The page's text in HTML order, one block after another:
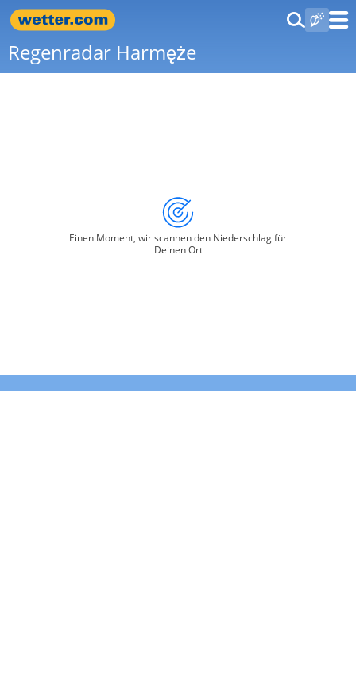
Regenradar Harmęże
Einen Moment, wir scannen den Niederschlag für
Deinen Ort